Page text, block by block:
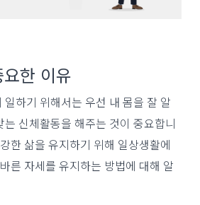
한 이유
하기 위해서는 우선 내 몸을 잘 알
신체활동을 해주는 것이 중요합니
한 삶을 유지하기 위해 일상생활에
른 자세를 유지하는 방법에 대해 알